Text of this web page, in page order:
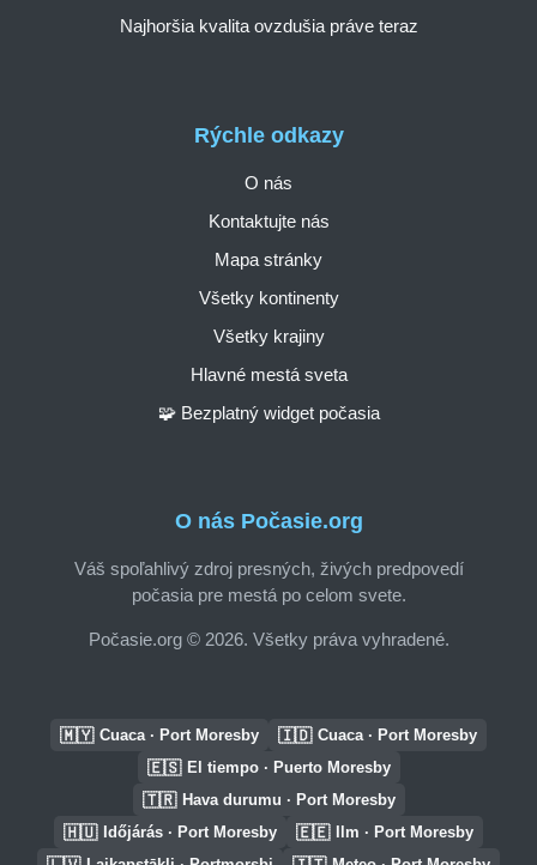
O nás Počasie.org
Váš spoľahlivý zdroj presných, živých predpovedí
počasia pre mestá po celom svete.
Počasie.org © 2026. Všetky práva vyhradené.
Rýchle odkazy
O nás
Kontaktujte nás
Mapa stránky
Všetky kontinenty
Všetky krajiny
Hlavné mestá sveta
🧩 Bezplatný widget počasia
Najhoršia kvalita ovzdušia práve teraz
🇲🇾 Cuaca · Port Moresby 🇮🇩 Cuaca · Port Moresby
🇪🇸 El tiempo · Puerto Moresby
🇹🇷 Hava durumu · Port Moresby
🇭🇺 Időjárás · Port Moresby 🇪🇪 Ilm · Port Moresby